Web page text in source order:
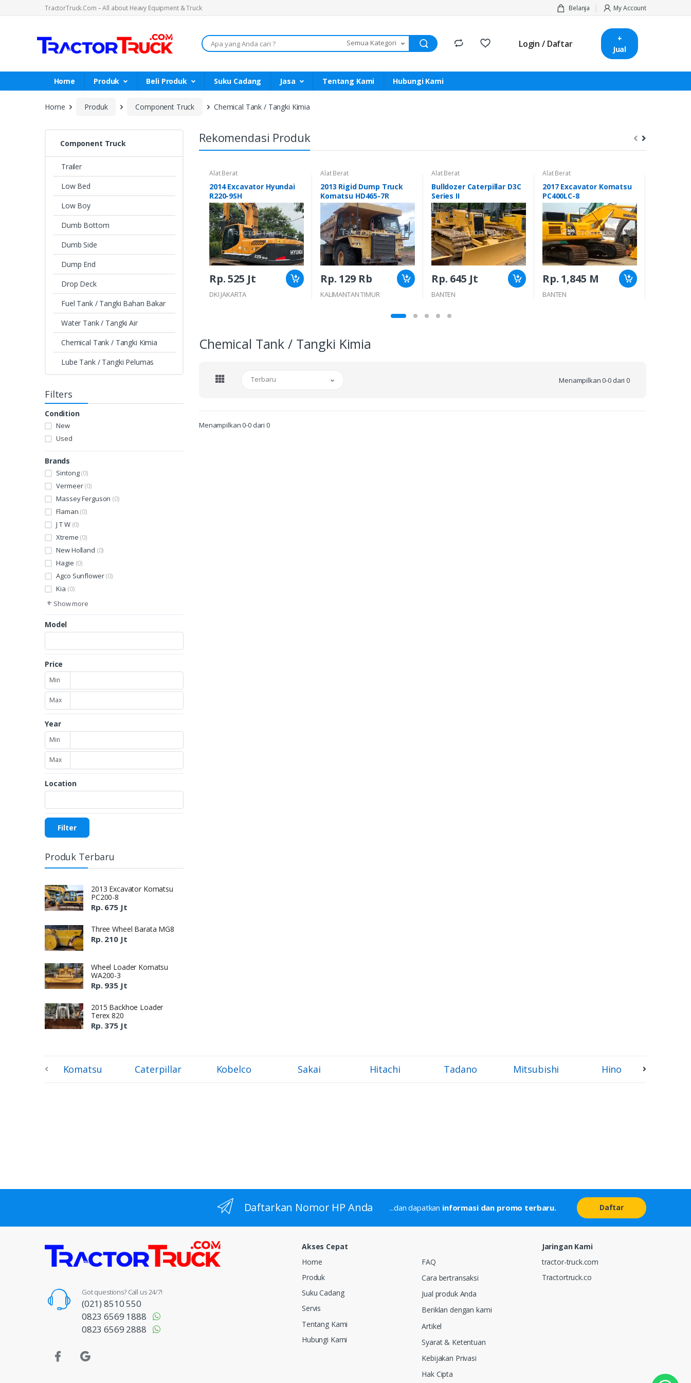
TractorTruck.Com – All about Heavy Equipment & Truck Belanja My Account
Search Semua Kategori Login / Daftar
+
Jual
Home Produk Beli Produk Suku Cadang Jasa Tentang Kami Hubungi Kami
Home Produk Component Truck Chemical Tank / Tangki Kimia
Component Truck
Trailer
Low Bed
Low Boy
Dumb Bottom
Dumb Side
Dump End
Drop Deck
Fuel Tank / Tangki Bahan Bakar
Water Tank / Tangki Air
Chemical Tank / Tangki Kimia
Lube Tank / Tangki Pelumas
Filters
Condition
New
Used
Brands
Sintong(0)
Vermeer(0)
Massey Ferguson (0)
Flaman (0)
J T W (0)
Xtreme (0)
New Holland (0)
Hagie (0)
Agco Sunflower(0)
Kia (0)
+ Show more
Model
Price
Min
Max
Year
Min
Max
Location
Filter
Produk Terbaru
2013 Excavator Komatsu
PC200-8
Rp. 675 Jt
Three Wheel Barata MG8
Rp. 210 Jt
Wheel Loader Komatsu
WA200-3
Rp. 935 Jt
2015 Backhoe Loader
Terex 820
Rp. 375 Jt
Rekomendasi Produk
Alat Berat
2014 Excavator Hyundai
R220-9SH
Rp. 525 Jt
DKI JAKARTA
Alat Berat
2013 Rigid Dump Truck
Komatsu HD465-7R
Rp. 129 Rb
KALIMANTAN TIMUR
Alat Berat
Bulldozer Caterpillar D3C
Series II
Rp. 645 Jt
BANTEN
Alat Berat
2017 Excavator Komatsu
PC400LC-8
Rp. 1,845 M
BANTEN
Chemical Tank / Tangki Kimia
Terbaru Menampilkan 0-0 dari 0
Menampilkan 0-0 dari 0
Komatsu Caterpillar Kobelco Sakai Hitachi Tadano Mitsubishi Hino
Daftarkan Nomor HP Anda ...dan dapatkan informasi dan promo terbaru. Daftar
Got questions? Call us 24/7!
(021) 8510 550
0823 6569 1888
0823 6569 2888
Akses Cepat
Home
Produk
Suku Cadang
Servis
Tentang Kami
Hubungi Kami
FAQ
Cara bertransaksi
Jual produk Anda
Beriklan dengan kami
Artikel
Syarat & Ketentuan
Kebijakan Privasi
Hak Cipta
Jaringan Kami
tractor-truck.com
Tractortruck.co